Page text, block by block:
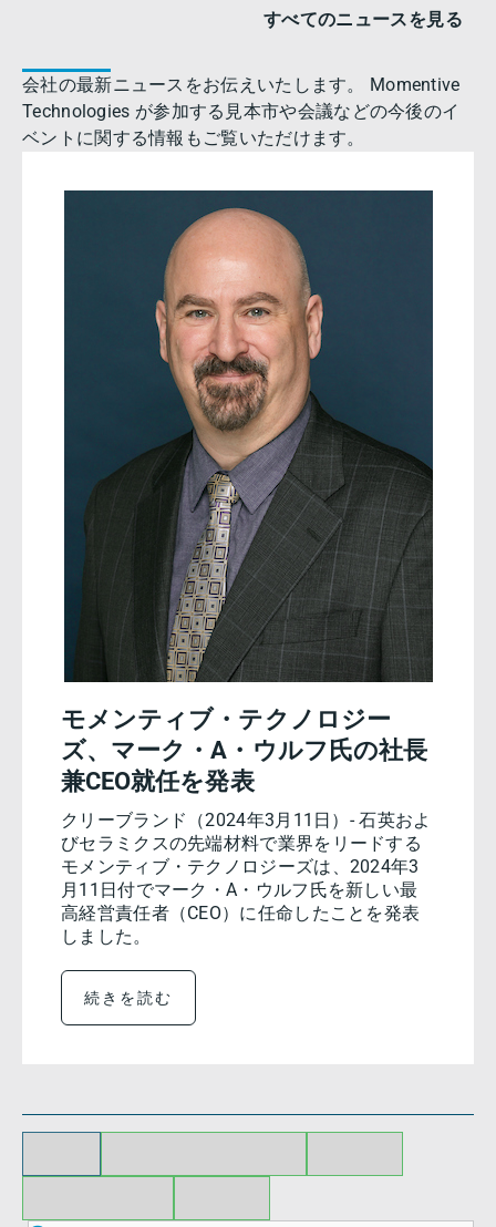
すべてのニュースを見る
会社の最新ニュースをお伝えいたします。 Momentive
Technologies が参加する見本市や会議などの今後のイ
ベントに関する情報もご覧いただけます。
モメンティブ・テクノロジー
ズ、マーク・A・ウルフ氏の社長
兼CEO就任を発表
クリーブランド（2024年3月11日）- 石英およ
びセラミクスの先端材料で業界をリードする
モメンティブ・テクノロジーズは、2024年3
月11日付でマーク・A・ウルフ氏を新しい最
高経営責任者（CEO）に任命したことを発表
しました。
続きを読む